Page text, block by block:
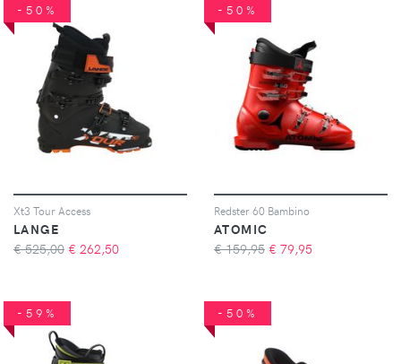
-50%
Xt3 Tour Access
LANGE
€ 525,00 € 262,50
-50%
Redster 60 Bambino
ATOMIC
€ 159,95 € 79,95
-59% -50%